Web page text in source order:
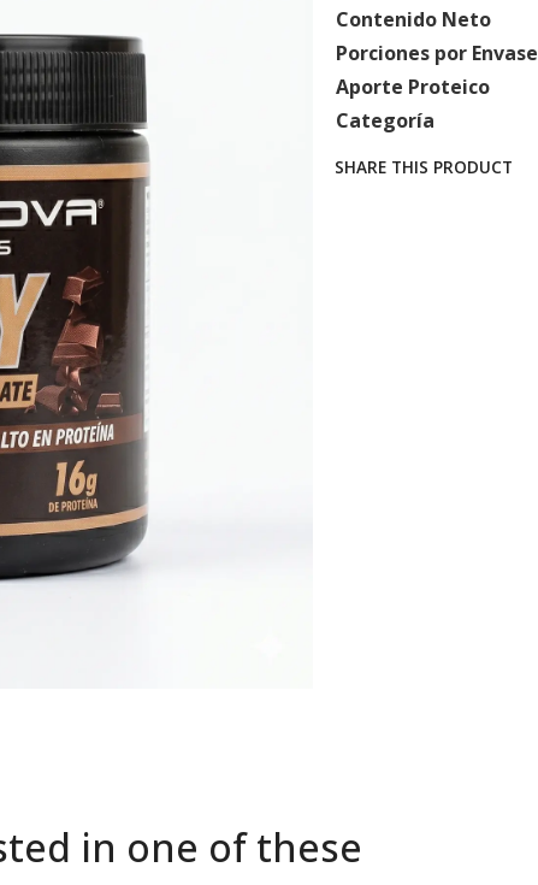
Contenido Neto
Porciones por Envase
Aporte Proteico
Categoría
SHARE THIS PRODUCT
in one of these